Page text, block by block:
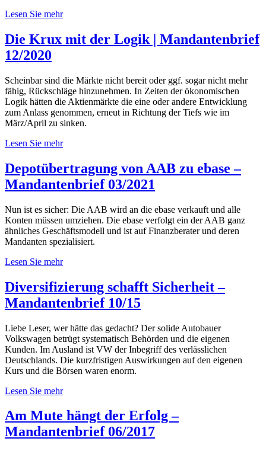
Lesen Sie mehr
Die Krux mit der Logik | Mandantenbrief
12/2020
Scheinbar sind die Märkte nicht bereit oder ggf. sogar nicht mehr
fähig, Rückschläge hinzunehmen. In Zeiten der ökonomischen
Logik hätten die Aktienmärkte die eine oder andere Entwicklung
zum Anlass genommen, erneut in Richtung der Tiefs wie im
März/April zu sinken.
Lesen Sie mehr
Depotübertragung von AAB zu ebase –
Mandantenbrief 03/2021
Nun ist es sicher: Die AAB wird an die ebase verkauft und alle
Konten müssen umziehen. Die ebase verfolgt ein der AAB ganz
ähnliches Geschäftsmodell und ist auf Finanzberater und deren
Mandanten spezialisiert.
Lesen Sie mehr
Diversifizierung schafft Sicherheit –
Mandantenbrief 10/15
Liebe Leser, wer hätte das gedacht? Der solide Autobauer
Volkswagen betrügt systematisch Behörden und die eigenen
Kunden. Im Ausland ist VW der Inbegriff des verlässlichen
Deutschlands. Die kurzfristigen Auswirkungen auf den eigenen
Kurs und die Börsen waren enorm.
Lesen Sie mehr
Am Mute hängt der Erfolg –
Mandantenbrief 06/2017